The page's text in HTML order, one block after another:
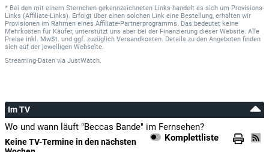
* Bei den mit einem Sternchen gekennzeichneten Links handelt es sich um Provisions-
Links (Affiliate-Links). Erfolgt über einen solchen Link eine Bestellung, erhalten wir
Provisionen im Rahmen eines Affiliate-Partnerprogramms. Das bedeutet keine
Mehrkosten für Käufer, unterstützt uns aber bei der Finanzierung dieser Website. Alle
Preise inkl. MwSt. und ggf. zuzüglich Versandkosten. Details zu den Angeboten finden
sich auf der jeweiligen Webseite.
Streaming-Daten via JustWatch.
Im TV
Wo und wann läuft "Beccas Bande" im Fernsehen?
Komplettliste
Keine TV-Termine in den nächsten